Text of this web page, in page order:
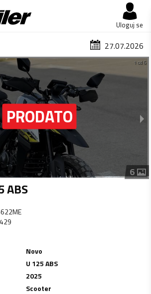
Uloguj se
27.07.2026
1 od 6
6
ABS
Novo
U 125 ABS
2025
Scooter